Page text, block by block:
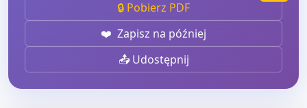
🔒 Pobierz PDF
❤️ Zapisz na później
📤 Udostępnij